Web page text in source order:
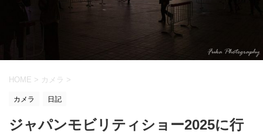
HOME > カメラ >
カメラ 日記
ジャパンモビリティショー2025に行